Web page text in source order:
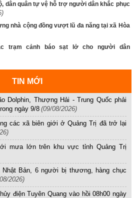
dân quân tự vệ hỗ trợ người dân khắc phục
nhà cộng đồng vượt lũ đa năng tại xã Hòa
trạm cảnh báo sạt lở cho người dân
TIN MỚI
Dolphin, Thượng Hải - Trung Quốc phải
ngày 9/8 (09/08/2026)
các xã biên giới ở Quảng Trị đã trở lại
mưa lớn trên khu vực tỉnh Quảng Trị
Nhật Bản, 6 người bị thương, hàng chục
2026)
điện Tuyên Quang vào hồi 08h00 ngày